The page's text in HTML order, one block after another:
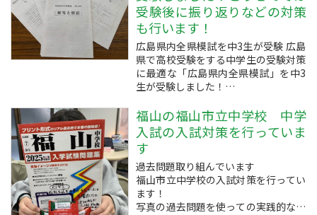
とうございます！ちなみにペー...
受験後に振り返りなどの対策
も行います！
広島県内全県模試を中3生が受験 広島
県で高校受験をする中学生の受験対策
に最適な「広島県内全県模試」を中3
生が受験しました！
校の受験問題の内容を分析し、次回の
受験で出題が予想される問題で構成さ
れている模擬試験で、広島県内の高校
を受験するなら対策として必須...
福山の福山市立中学校 中学
入試の入試対策を行っていま
す
過去問題取り組んでいます
福山市立中学校の入試対策を行ってい
ます！
写真の過去問題を使っての実践的な取